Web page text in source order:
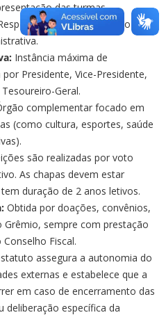
das turmas.
pela fiscalização
Instância máxima de
Presidente, Vice-Presidente,
Geral.
complementar focado em
(como cultura, esportes, saúde
são realizadas por voto
As chapas devem estar
duração de 2 anos letivos.
Obtida por doações, convênios,
Grêmio, sempre com prestação
Fiscal.
assegura a autonomia do
externas e estabelece que a
em caso de encerramento das
deliberação específica da